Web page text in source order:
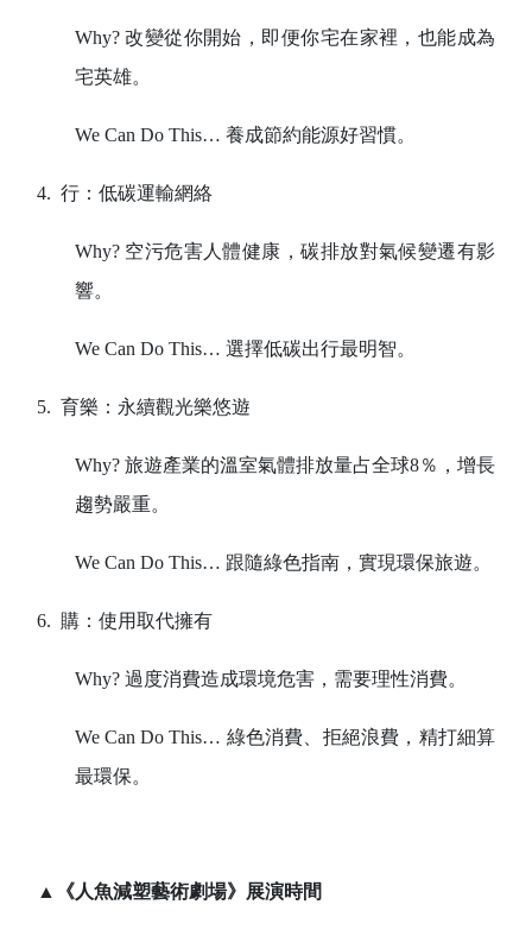
Why?改變從你開始，即便你宅在家裡，也能成為
宅英雄。
We Can Do This… 養成節約能源好習慣。
4. 行：低碳運輸網絡
Why? 空污危害人體健康，碳排放對氣候變遷有影
響。
We Can Do This… 選擇低碳出行最明智。
5. 育樂：永續觀光樂悠遊
Why? 旅遊產業的溫室氣體排放量占全球8％，增長
趨勢嚴重。
We Can Do This… 跟隨綠色指南，實現環保旅遊。
6. 購：使用取代擁有
Why? 過度消費造成環境危害，需要理性消費。
We Can Do This… 綠色消費、拒絕浪費，精打細算
最環保。
▲《人魚減塑藝術劇場》展演時間